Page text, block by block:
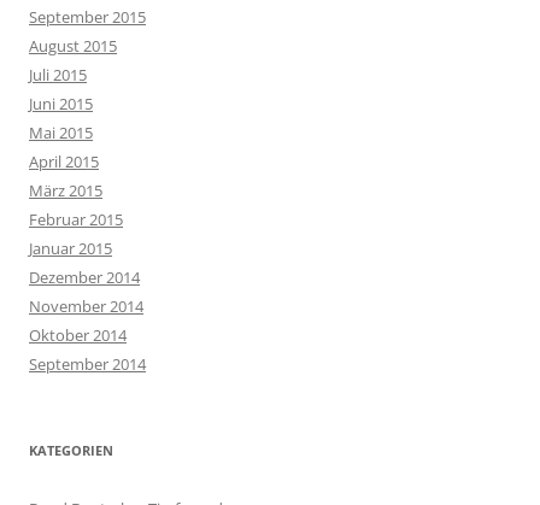
September 2015
August 2015
Juli 2015
Juni 2015
Mai 2015
April 2015
März 2015
Februar 2015
Januar 2015
Dezember 2014
November 2014
Oktober 2014
September 2014
KATEGORIEN